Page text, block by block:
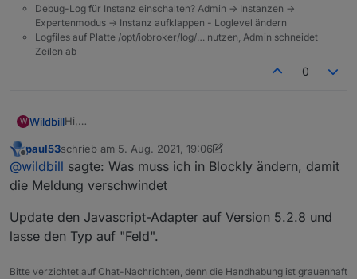
Und das ist der Export:
Spoiler
Was muss ich in Blockly ändern, damit die Meldung
Zeichenkette) brahcte keine Lösung sondern nur eine
etwas andere Meldung.
Debug-Log für Instanz einschalten? Admin -> Instanzen ->
Expertenmodus -> Instanz aufklappen - Loglevel ändern
Logfiles auf Platte /opt/iobroker/log/… nutzen, Admin schneidet
Zeilen ab
0
W WildbillHi,
seit heute (Update auf neuen stable JS-Controller) bei
einem Script, welches mir eine Liste aus
Barometerwerten erstellt, die ich dan in VIS als
Barometertrend darstelle. So sieht das Blockly aus:
Offline
paul53schrieb am 5. Aug. 2021, 19:06
zuletzt editiert von paul538. Mai 2021, 21:07
@wildbill sagte: Was muss ich in Blockly ändern, damit
die Meldung verschwindet
Update den Javascript-Adapter auf Version 5.2.8 und
lasse den Typ auf "Feld".
Bitte verzichtet auf Chat-Nachrichten, denn die Handhabung ist grauenhaft